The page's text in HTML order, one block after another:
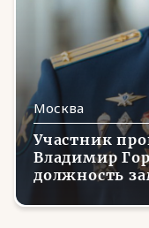
Москва
Участник
Владимир
должность
Ассоциации